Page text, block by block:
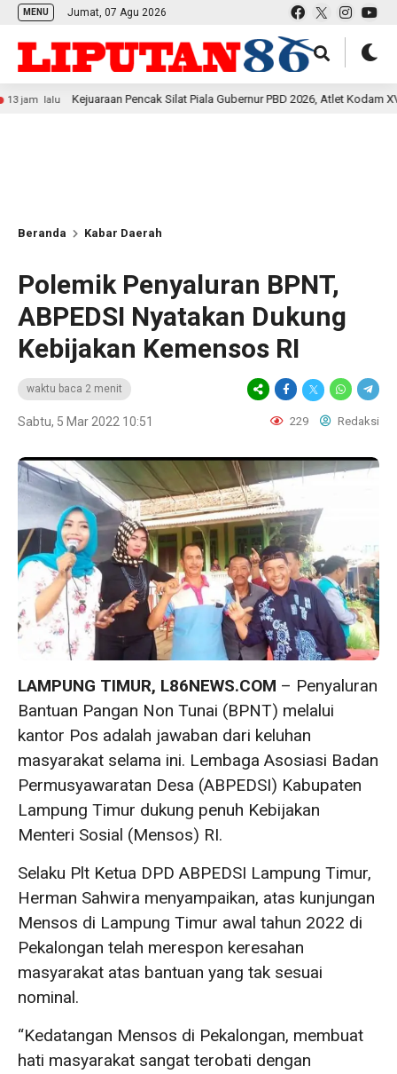
MENU Jumat, 07 Agu 2026
Kejuaraan Pencak Silat Piala Gubernur PBD 2026, Atlet Kodam XVIII Kasuari
Beranda Kabar Daerah
Polemik Penyaluran BPNT,
ABPEDSI Nyatakan Dukung
Kebijakan Kemensos RI
waktu baca 2 menit
Sabtu, 5 Mar 2022 10:51 229 Redaksi
LAMPUNG TIMUR, L86NEWS.COM – Penyaluran
Bantuan Pangan Non Tunai (BPNT) melalui
kantor Pos adalah jawaban dari keluhan
masyarakat selama ini. Lembaga Asosiasi Badan
Permusyawaratan Desa (ABPEDSI) Kabupaten
Lampung Timur dukung penuh Kebijakan
Menteri Sosial (Mensos) RI.
Selaku Plt Ketua DPD ABPEDSI Lampung Timur,
Herman Sahwira menyampaikan, atas kunjungan
Mensos di Lampung Timur awal tahun 2022 di
Pekalongan telah merespon keresahan
masyarakat atas bantuan yang tak sesuai
nominal.
“Kedatangan Mensos di Pekalongan, membuat
hati masyarakat sangat terobati dengan